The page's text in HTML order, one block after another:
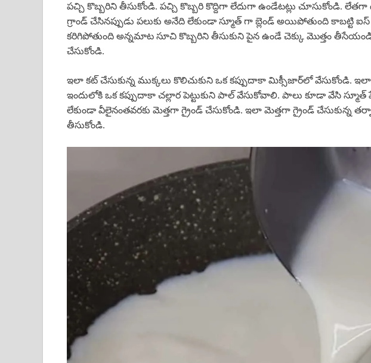
పచ్చి కొబ్బరిని తీసుకోండి. పచ్చి కొబ్బరి కొద్దిగా లేదుగా ఉండేటట్లు చూసుకోండి. లేతగా
గ్రాండ్ చేసినప్పుడు పలుకు అనేది లేకుండా స్మూత్ గా బ్లెండ్ అయిపోతుంది కాబట్టి
కరిగిపోతుంది అన్నమాట సూచి కొబ్బరిని తీసుకుని పైన ఉండే చెక్కు మొత్తం
చేసుకోండి.
ఇలా కట్ చేసుకున్న ముక్కలు కొలిచుకుని ఒక కప్పుదాకా మిక్సీజార్‌లో వేసుకోండి.
ఇందులోకి ఒక కప్పుదాకా చల్లార పెట్టుకుని పాల్ వేసుకోవాలి. పాలు కూడా వేసి స్మూత్
లేకుండా వీలైనంతవరకు మెత్తగా గ్రైండ్ చేసుకోండి. ఇలా మెత్తగా గ్రైండ్ చేసుకున్న
తీసుకోండి.